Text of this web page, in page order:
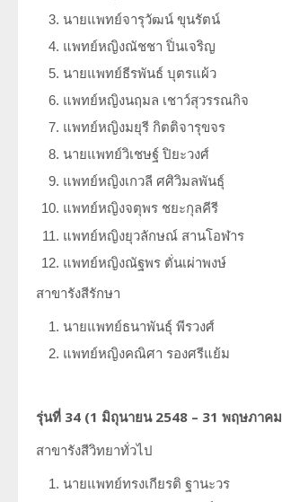
นายแพทย์จารุวัฒน์ ขุนรัตน์
แพทย์หญิงณัชชา ปิ่นเจริญ
นายแพทย์ธีรพันธ์ บุตรแผ้ว
แพทย์หญิงนฤมล เชาว์สุวรรณกิจ
แพทย์หญิงมยุรี กิตติจารุขจร
นายแพทย์วิเชษฐ์ ปิยะวงศ์
แพทย์หญิงเกวลี ศศิวิมลพันธุ์
แพทย์หญิงจตุพร ชยะกุลคีรี
แพทย์หญิงยุวลักษณ์ สานโอฬาร
แพทย์หญิงณัฐพร ตั่นเผ่าพงษ์
สาขารังสีรักษา
นายแพทย์ธนาพันธุ์ พีรวงศ์
แพทย์หญิงคณิศา รองศรีแย้ม
รุ่นที่ 34 (1 มิถุนายน 2548 – 31 พฤษภาคม
สาขารังสีวิทยาทั่วไป
นายแพทย์ทรงเกียรติ ฐานะวร